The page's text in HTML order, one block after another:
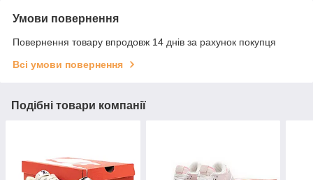
Умови повернення
Повернення товару впродовж 14 днів за рахунок покупця
Всі умови повернення
Подібні товари компанії